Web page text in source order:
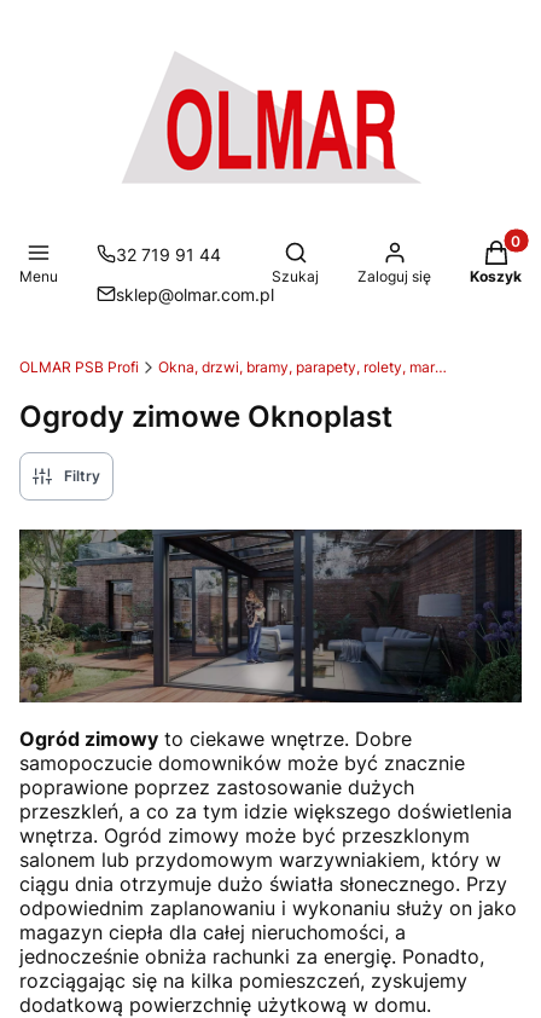
Menu
32 719 91 44
sklep@olmar.com.pl
Otwórz wyszukiwarkę
Szukaj Zaloguj się Koszyk
OLMAR PSB Profi Okna, drzwi, bramy, parapety, rolety, markizy
Ogrody zimowe Oknoplast
Filtry
Ogród zimowy to ciekawe wnętrze. Dobre
samopoczucie domowników może być znacznie
poprawione poprzez zastosowanie dużych
przeszkleń, a co za tym idzie większego doświetlenia
wnętrza. Ogród zimowy może być przeszklonym
salonem lub przydomowym warzywniakiem, który w
ciągu dnia otrzymuje dużo światła słonecznego. Przy
odpowiednim zaplanowaniu i wykonaniu służy on jako
magazyn ciepła dla całej nieruchomości, a
jednocześnie obniża rachunki za energię. Ponadto,
rozciągając się na kilka pomieszczeń, zyskujemy
dodatkową powierzchnię użytkową w domu.